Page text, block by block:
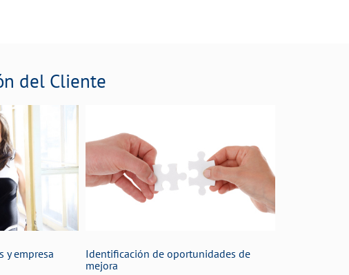
del Cliente
y empresa
Identificación de oportunidades de
mejora